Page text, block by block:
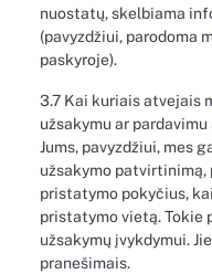
nuostatų, skelbiama
(pavyzdžiui, parodoma
paskyroje).
3.7 Kai kuriais atvejais
užsakymu ar
Jums, pavyzdžiui, mes
užsakymo
pristatymo pokyčius,
pristatymo vietą. Tokie
užsakymų įvykdymui.
pranešimais.